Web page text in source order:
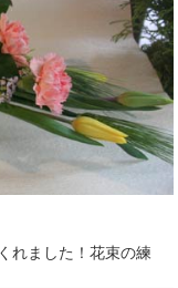
ました！花束の練